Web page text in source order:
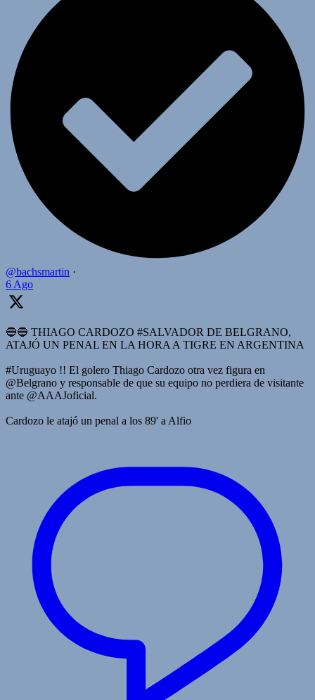
@bachsmartin ·
6 Ago
🔵🔵 THIAGO CARDOZO #SALVADOR DE BELGRANO,
ATAJÓ UN PENAL EN LA HORA A TIGRE EN ARGENTINA
#Uruguayo !! El golero Thiago Cardozo otra vez figura en
@Belgrano y responsable de que su equipo no perdiera de visitante
ante @AAAJoficial.
Cardozo le atajó un penal a los 89' a Alfio